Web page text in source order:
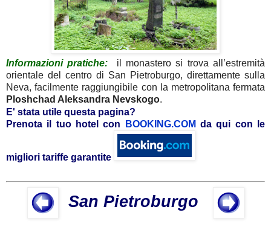
Informazioni pratiche:
il monastero si trova all’estremità
orientale del centro di San Pietroburgo, direttamente sulla
Neva, facilmente raggiungibile con la metropolitana fermata
Ploshchad Aleksandra Nevskogo.
E' stata utile questa pagina?
Prenota il tuo hotel con
BOOKING.COM da qui con le
migliori tariffe garantite
San Pietroburgo